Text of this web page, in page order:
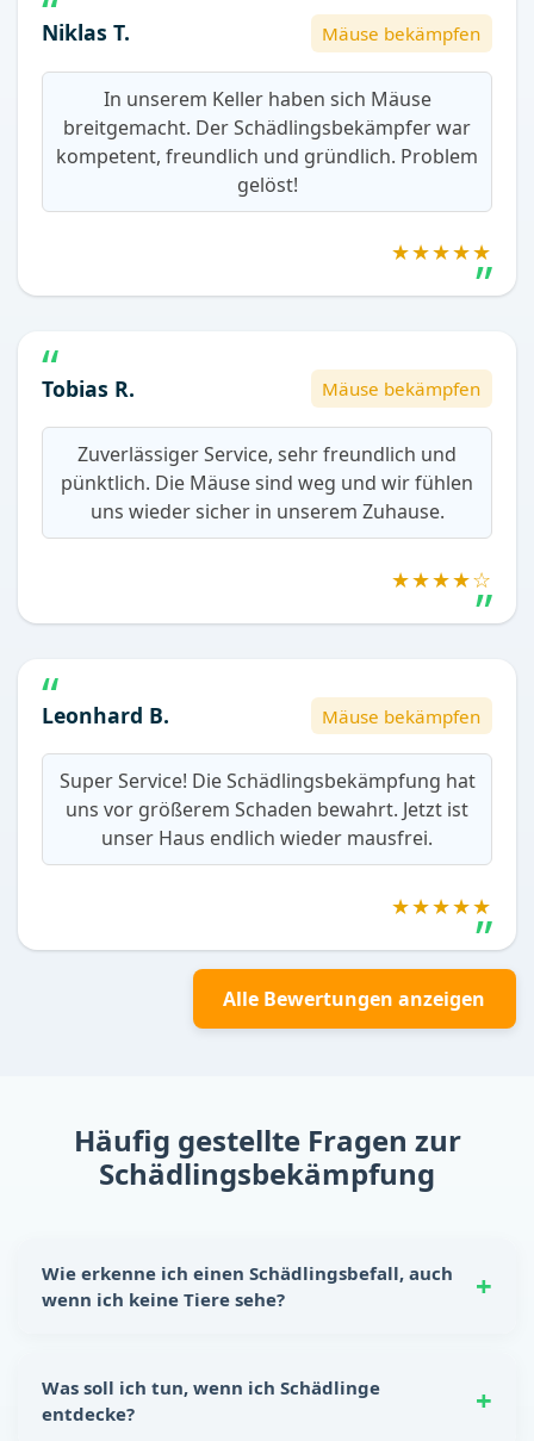
Niklas T. Mäuse bekämpfen
In unserem Keller haben sich Mäuse
breitgemacht. Der Schädlingsbekämpfer war
kompetent, freundlich und gründlich. Problem
gelöst!
★★★★★
Tobias R. Mäuse bekämpfen
Zuverlässiger Service, sehr freundlich und
pünktlich. Die Mäuse sind weg und wir fühlen
uns wieder sicher in unserem Zuhause.
★★★★☆
Leonhard B. Mäuse bekämpfen
Super Service! Die Schädlingsbekämpfung hat
uns vor größerem Schaden bewahrt. Jetzt ist
unser Haus endlich wieder mausfrei.
★★★★★
Alle Bewertungen anzeigen
Häufig gestellte Fragen zur
Schädlingsbekämpfung
Wie erkenne ich einen Schädlingsbefall, auch
wenn ich keine Tiere sehe?
Wänden oder Schränken sowie unangenehme Gerüche.
Auch beschädigte Lebensmittelverpackungen sind ein
Was soll ich tun, wenn ich Schädlinge
entdecke?